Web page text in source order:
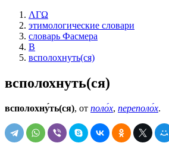
ΛΓΩ
этимологические словари
словарь Фасмера
В
всполохнуть(ся)
всполохнуть(ся)
всполохну́ть(ся), от поло́х, переполо́х.